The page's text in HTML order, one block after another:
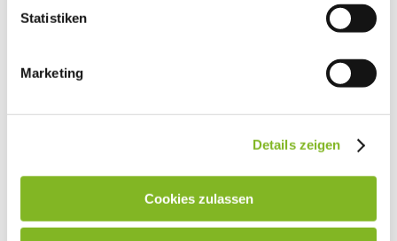
Statistiken
Marketing
Details zeigen
Cookies zulassen
Vorname